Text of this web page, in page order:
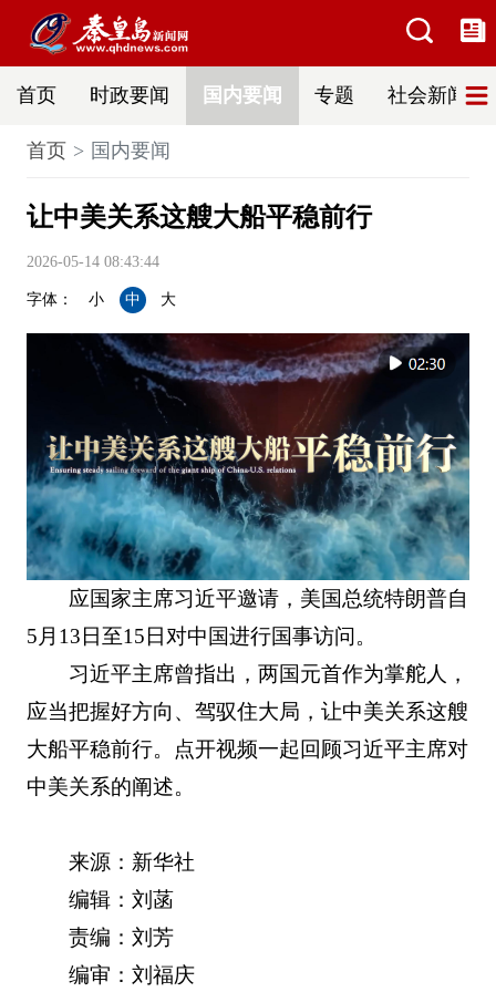
首页 时政要闻 国内要闻 专题 社会新闻
首页 国内要闻
让中美关系这艘大船平稳前行
2026-05-14 08:43:44
字体： 小 中 大
应国家主席习近平邀请，美国总统特朗普自
5月13日至15日对中国进行国事访问。
习近平主席曾指出，两国元首作为掌舵人，
应当把握好方向、驾驭住大局，让中美关系这艘
大船平稳前行。点开视频一起回顾习近平主席对
中美关系的阐述。
来源：新华社
编辑：刘菡
责编：刘芳
编审：刘福庆